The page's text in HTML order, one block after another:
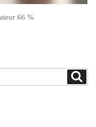
66 %